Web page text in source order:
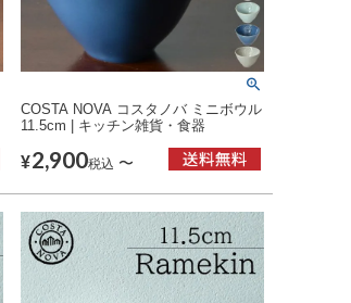
COSTA NOVA コスタノバ ミニボウル
11.5cm | キッチン雑貨・食器
¥2,900税込 〜